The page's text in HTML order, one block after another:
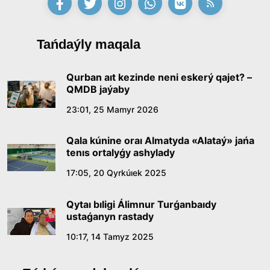
Qazaq tilindegi «qut» konseptisiniń
lıngvomádenı sıpaty
09:21, 21 Shilde 2026
Abaıdyń adam tárbıesi týraly kózqarastarynyń
18:59, 20 Shilde 2026
Jasandy ıntellekt: adamzattyń kómekshisi me,
18:16, 20 Shilde 2026
Tańdaýly maqala
Qurban aıt kezinde neni eskerý qajet? –
QMDB jaýaby
23:01, 25 Mamyr 2026
Qala kúnine oraı Almatyda «Alataý» jańa
tenıs ortalyǵy ashylady
17:05, 20 Qyrkúıek 2025
Qytaı bıligi Álimnur Turǵanbaıdy
ustaǵanyn rastady
10:17, 14 Tamyz 2025